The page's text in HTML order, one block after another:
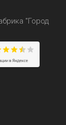
"Город